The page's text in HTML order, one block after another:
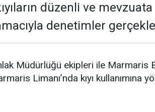
düzenli ve
denetimler
Müdürlüğü ekipleri ile Marmaris
Limanı’nda kıyı kullanımına